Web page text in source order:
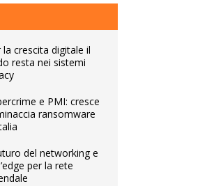
la crescita digitale il
resta nei sistemi
e PMI: cresce
ransomware
del networking e
per la rete